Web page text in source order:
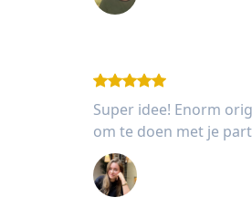
Super idee! Enorm
om te doen met je